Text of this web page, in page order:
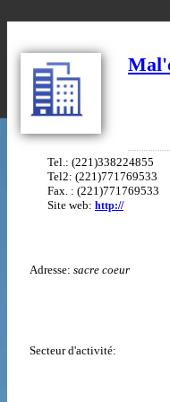
Tel.: (221)338224855
Tel2: (221)771769533
Fax. : (221)771769533
Site web: http://
Adresse: sacre coeur
Secteur d'activité: